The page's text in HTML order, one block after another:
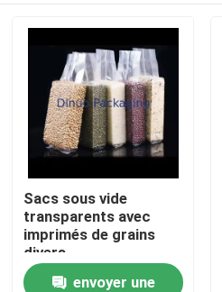
Maison
Produits
Sacs sous vide
transparents avec
imprimés de grains
divers
envoyer une